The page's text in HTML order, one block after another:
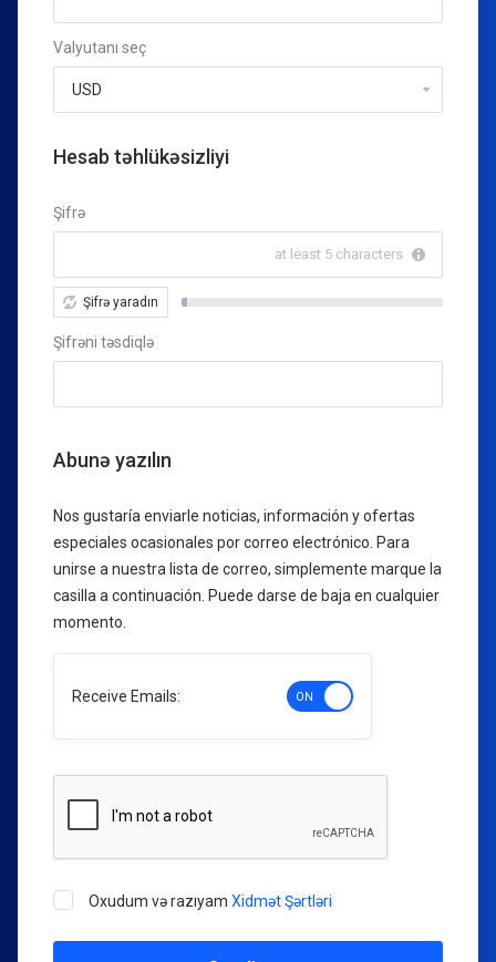
Valyutanı seç
Hesab təhlükəsizliyi
Şifrə
at least 5 characters
Şifrə yaradın
New
Rating:
Şifrəni təsdiqlə
Abunə yazılın
Nos gustaría enviarle noticias, información y ofertas
especiales ocasionales por correo electrónico. Para
unirse a nuestra lista de correo, simplemente marque la
casilla a continuación. Puede darse de baja en cualquier
momento.
Receive Emails:
Oxudum və razıyam Xidmət Şərtləri